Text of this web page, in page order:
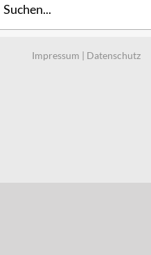
Impressum | Datenschutz